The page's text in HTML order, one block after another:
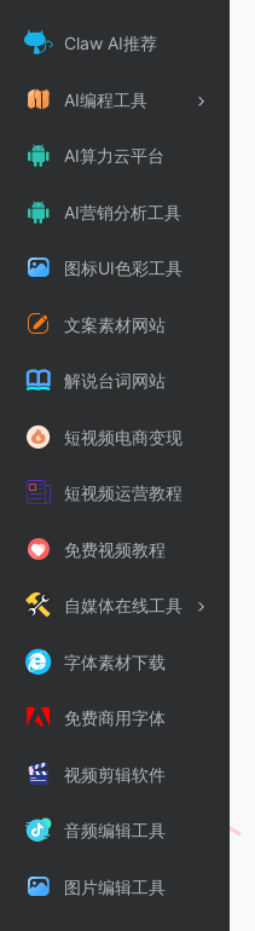
Claw AI推荐
AI编程工具
AI算力云平台
AI营销分析工具
图标UI色彩工具
文案素材网站
解说台词网站
短视频电商变现
短视频运营教程
免费视频教程
自媒体在线工具
字体素材下载
免费商用字体
视频剪辑软件
音频编辑工具
图片编辑工具